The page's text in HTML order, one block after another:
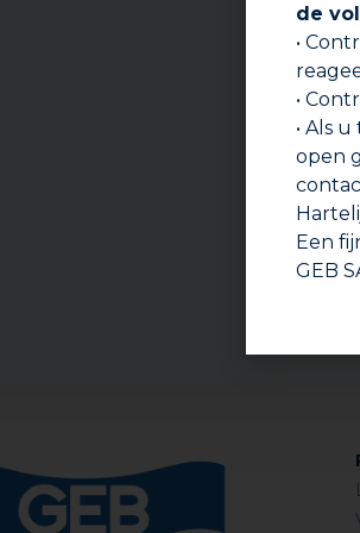
de
•
•
• Als
open
Een
GEB